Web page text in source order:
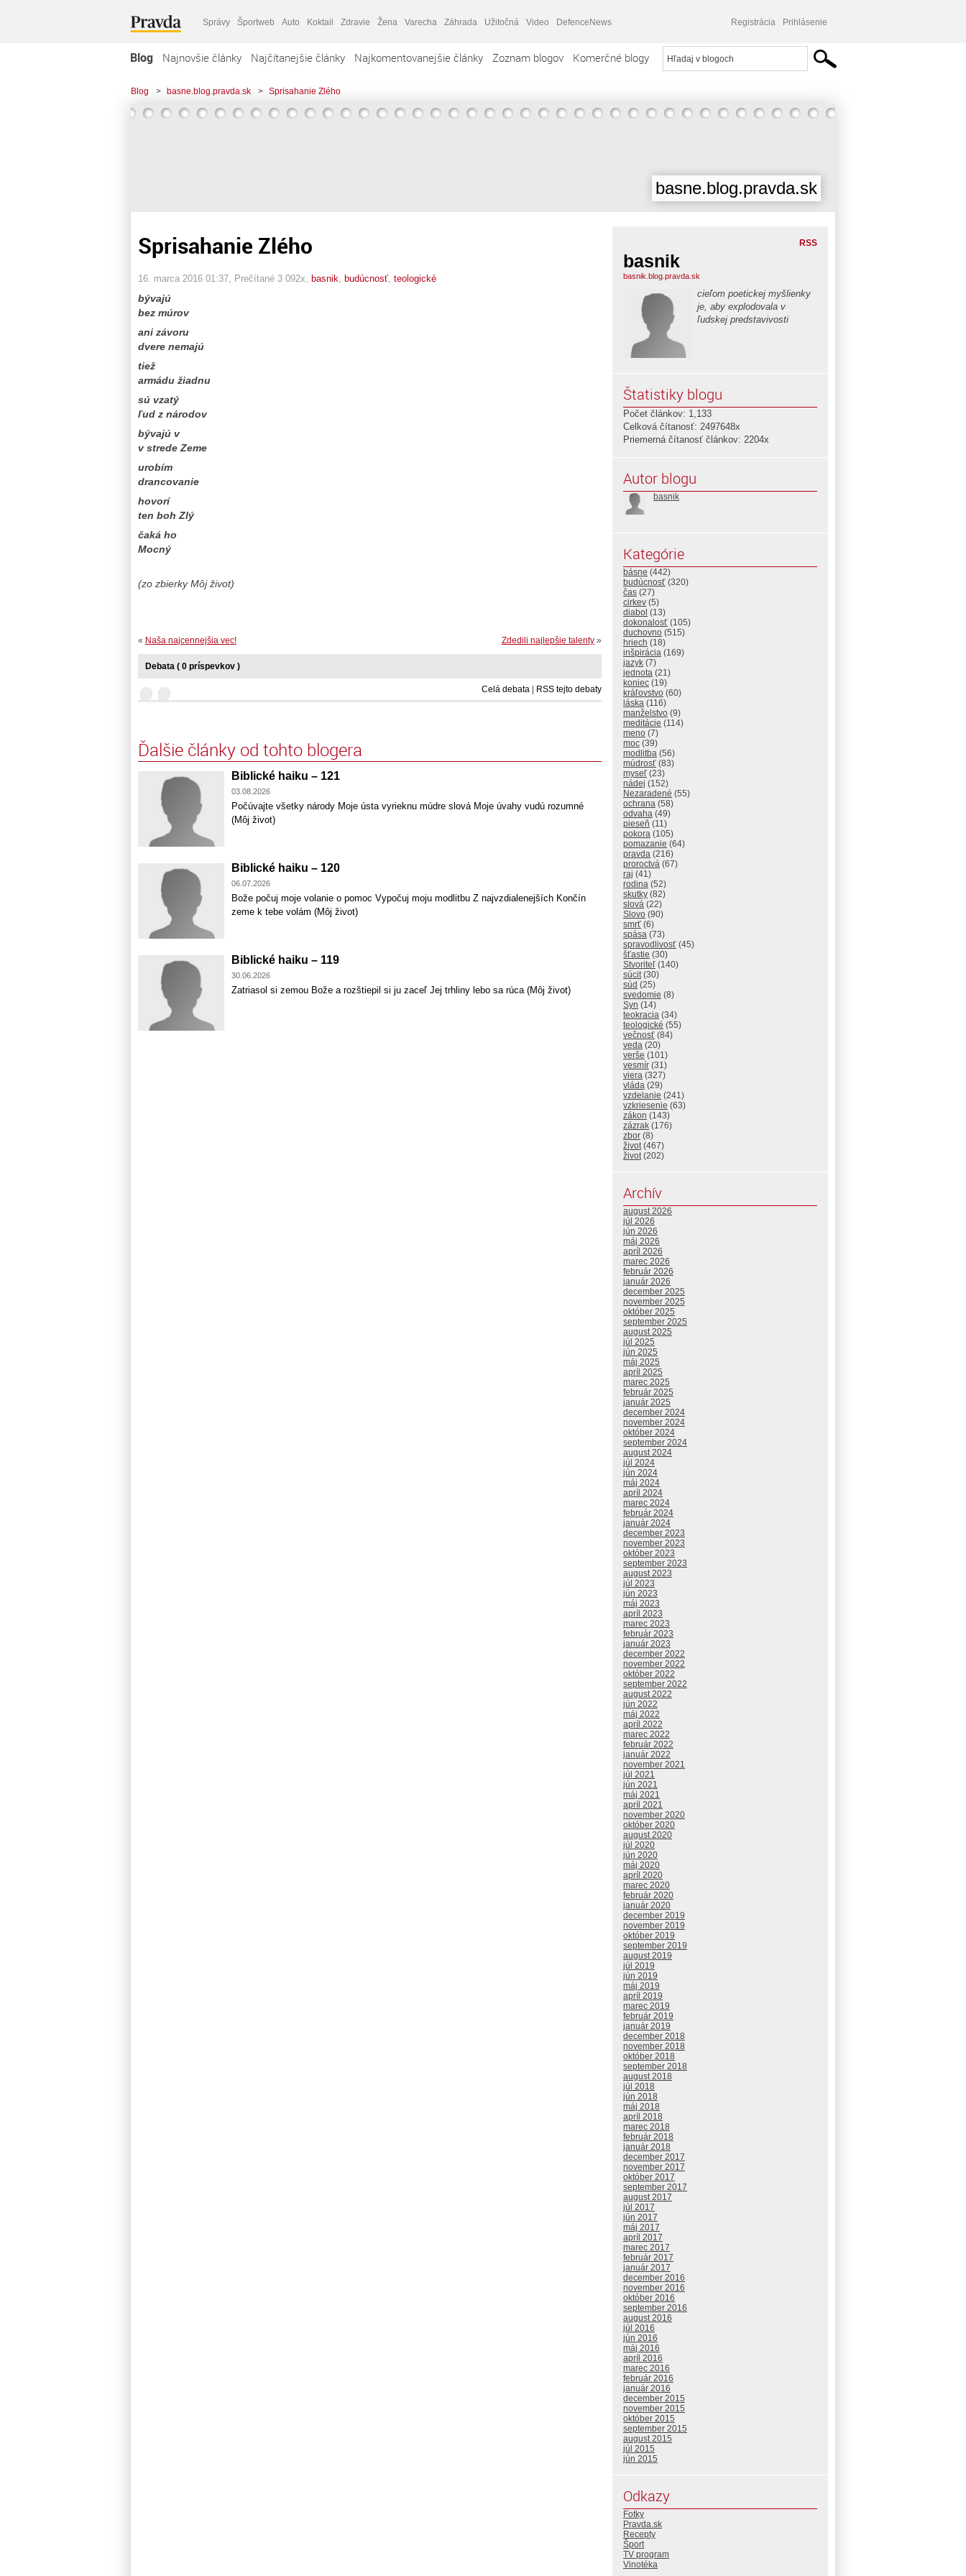
Správy Športweb Auto Koktail Zdravie Žena Varecha Záhrada Užitočná Video DefenceNews Registrácia Prihlásenie
Blog Najnovšie články Najčítanejšie články Najkomentovanejšie články Zoznam blogov Komerčné blogy
Blog > basne.blog.pravda.sk > Sprisahanie Zlého
basne.blog.pravda.sk
Sprisahanie Zlého
16. marca 2016 01:37 , Prečítané 3 092x, basnik budúcnosť teologické
bývajú
bez múrov
ani závoru
dvere nemajú
tiež
armádu žiadnu
sú vzatý
ľud z národov
bývajú v
v strede Zeme
urobím
drancovanie
hovorí
ten boh Zlý
čaká ho
Mocný
(zo zbierky Môj život)
Zdedili najlepšie talenty »
« Naša najcennejšia vec!
Debata ( 0 príspevkov )
Celá debata | RSS tejto debaty
Ďalšie články od tohto blogera
Biblické haiku – 121
03.08.2026
Počúvajte všetky národy Moje ústa vyrieknu múdre slová Moje úvahy vudú rozumné
(Môj život)
Biblické haiku – 120
06.07.2026
Bože počuj moje volanie o pomoc Vypočuj moju modlitbu Z najvzdialenejších Končín
zeme k tebe volám (Môj život)
Biblické haiku – 119
30.06.2026
Zatriasol si zemou Bože a rozštiepil si ju zaceľ Jej trhliny lebo sa rúca (Môj život)
RSS
basnik
basnik.blog.pravda.sk
cieľom poetickej myšlienky
je, aby explodovala v
ľudskej predstavivosti
Štatistiky blogu
Počet článkov: 1,133
Celková čítanosť: 2497648x
Priemerná čítanosť článkov: 2204x
Autor blogu
basnik
Kategórie
básne (442)
budúcnosť (320)
čas (27)
cirkev (5)
diabol (13)
dokonalosť (105)
duchovno (515)
hriech (18)
inšpirácia (169)
jazyk (7)
jednota (21)
koniec (19)
kráľovstvo (60)
láska (116)
manželstvo (9)
meditácie (114)
meno (7)
moc (39)
modlitba (56)
múdrosť (83)
myseľ (23)
nádej (152)
Nezaradené (55)
ochrana (58)
odvaha (49)
pieseň (11)
pokora (105)
pomazanie (64)
pravda (216)
proroctvá (67)
raj (41)
rodina (52)
skutky (82)
slová (22)
Slovo (90)
smrť (6)
spása (73)
spravodlivosť (45)
šťastie (30)
Stvoriteľ (140)
súcit(30)
súd (25)
svedomie (8)
Syn (14)
teokracia (34)
teologické (55)
večnosť (84)
veda (20)
verše (101)
vesmír (31)
viera (327)
vláda (29)
vzdelanie (241)
vzkriesenie (63)
zákon (143)
zázrak (176)
zbor (8)
život(467)
život(202)
Archív
august 2026
júl 2026
jún 2026
máj 2026
apríl 2026
marec 2026
február 2026
január 2026
december 2025
november 2025
október 2025
september 2025
august 2025
júl 2025
jún 2025
máj 2025
apríl 2025
marec 2025
február 2025
január 2025
december 2024
november 2024
október 2024
september 2024
august 2024
júl 2024
jún 2024
máj 2024
apríl 2024
marec 2024
február 2024
január 2024
december 2023
november 2023
október 2023
september 2023
august 2023
júl 2023
jún 2023
máj 2023
apríl 2023
marec 2023
február 2023
január 2023
december 2022
november 2022
október 2022
september 2022
august 2022
jún 2022
máj 2022
apríl 2022
marec 2022
február 2022
január 2022
november 2021
júl 2021
jún 2021
máj 2021
apríl 2021
november 2020
október 2020
august 2020
júl 2020
jún 2020
máj 2020
apríl 2020
marec 2020
február 2020
január 2020
december 2019
november 2019
október 2019
september 2019
august 2019
júl 2019
jún 2019
máj 2019
apríl 2019
marec 2019
február 2019
január 2019
december 2018
november 2018
október 2018
september 2018
august 2018
júl 2018
jún 2018
máj 2018
apríl 2018
marec 2018
február 2018
január 2018
december 2017
november 2017
október 2017
september 2017
august 2017
júl 2017
jún 2017
máj 2017
apríl 2017
marec 2017
február 2017
január 2017
december 2016
november 2016
október 2016
september 2016
august 2016
júl 2016
jún 2016
máj 2016
apríl 2016
marec 2016
február 2016
január 2016
december 2015
november 2015
október 2015
september 2015
august 2015
júl 2015
jún 2015
Odkazy
Fotky
Pravda.sk
Recepty
Šport
TV program
Vinotéka